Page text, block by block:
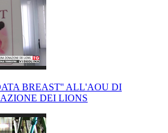
BREAST'' ALL'AOU DI
DEI LIONS